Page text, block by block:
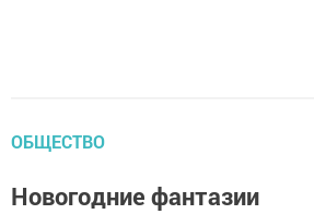
ОБЩЕСТВО
Новогодние фантазии